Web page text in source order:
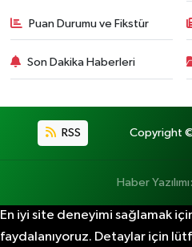
Puan Durumu ve Fikstür
Son Dakika Haberleri
RSS Copyright ©
Haber Yazılımı:
En iyi site deneyimi sağlamak
faydalanıyoruz. Detaylar için